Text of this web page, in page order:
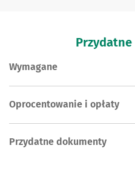
Przydatne
Wymagane
Oprocentowanie i opłaty
Przydatne dokumenty